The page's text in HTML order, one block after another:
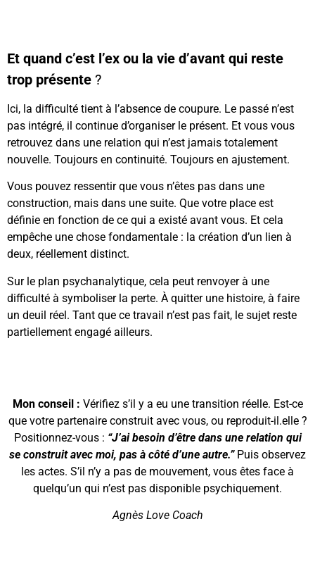
Et quand c’est l’ex ou la vie d’avant qui reste
trop présente ?
Ici, la difficulté tient à l’absence de coupure. Le passé n’est
pas intégré, il continue d’organiser le présent. Et vous vous
retrouvez dans une relation qui n’est jamais totalement
nouvelle. Toujours en continuité. Toujours en ajustement.
Vous pouvez ressentir que vous n’êtes pas dans une
construction, mais dans une suite. Que votre place est
définie en fonction de ce qui a existé avant vous. Et cela
empêche une chose fondamentale : la création d’un lien à
deux, réellement distinct.
Sur le plan psychanalytique, cela peut renvoyer à une
difficulté à symboliser la perte. À quitter une histoire, à faire
un deuil réel. Tant que ce travail n’est pas fait, le sujet reste
partiellement engagé ailleurs.
Mon conseil : Vérifiez s’il y a eu une transition réelle. Est-ce
que votre partenaire construit avec vous, ou reproduit-il.elle ?
Positionnez-vous : “J’ai besoin d’être dans une relation qui
se construit avec moi, pas à côté d’une autre.”Puis observez
les actes. S’il n’y a pas de mouvement, vous êtes face à
quelqu’un qui n’est pas disponible psychiquement.
Agnès Love Coach